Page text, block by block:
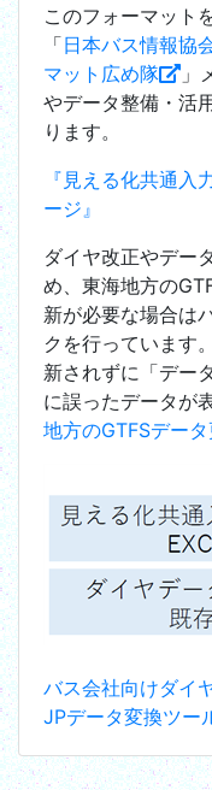
このフォーマット
「日本バス情報協
マット広め隊
」
やデータ整備・活
ります。
『見える化共通入
ージ』
ダイヤ改正やデー
め、東海地方の
新が必要な場合は
クを行っています
新されずに「デー
に誤ったデータが
地方のGTFSデー
バス会社向けダイ
JPデータ変換ツー